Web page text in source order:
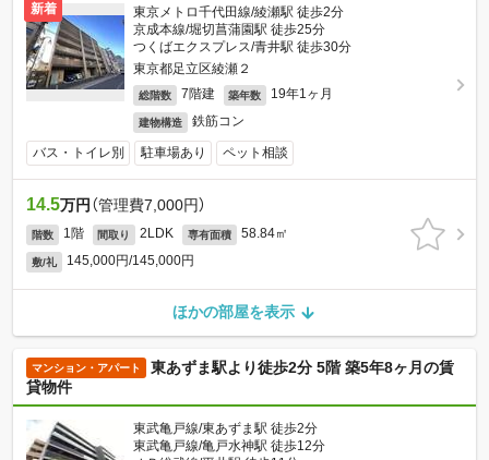
新着
東京メトロ千代田線/綾瀬駅 徒歩2分
京成本線/堀切菖蒲園駅 徒歩25分
つくばエクスプレス/青井駅 徒歩30分
東京都足立区綾瀬２
総階数 7階建 築年数 19年1ヶ月
建物構造 鉄筋コン
バス・トイレ別 駐車場あり ペット相談
14.5万円 （管理費7,000円）
階数 1階 間取り 2LDK 専有面積 58.84㎡
敷/礼 145,000円/145,000円
ほかの部屋を表示
マンション・アパート
東あずま駅より徒歩2分 5階 築5年8ヶ月の賃
貸物件
東武亀戸線/東あずま駅 徒歩2分
東武亀戸線/亀戸水神駅 徒歩12分